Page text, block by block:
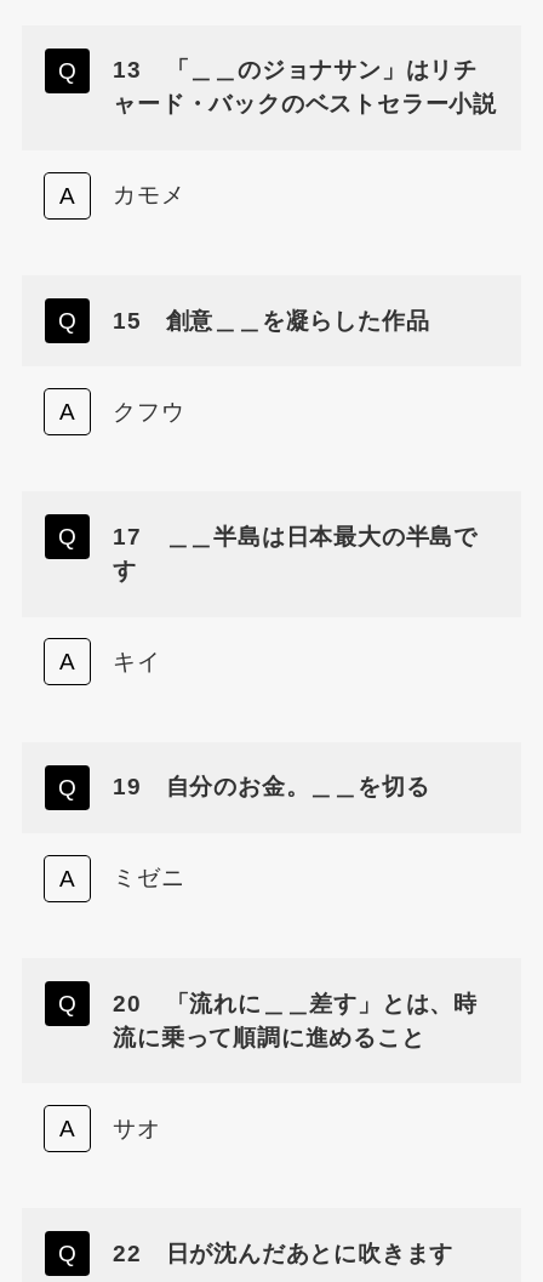
13 「＿＿のジョナサン」はリチ
ャード・バックのベストセラー小説
カモメ
15 創意＿＿を凝らした作品
クフウ
17 ＿＿半島は日本最大の半島で
す
キイ
19 自分のお金。＿＿を切る
ミゼニ
20 「流れに＿＿差す」とは、時
流に乗って順調に進めること
サオ
22 日が沈んだあとに吹きます